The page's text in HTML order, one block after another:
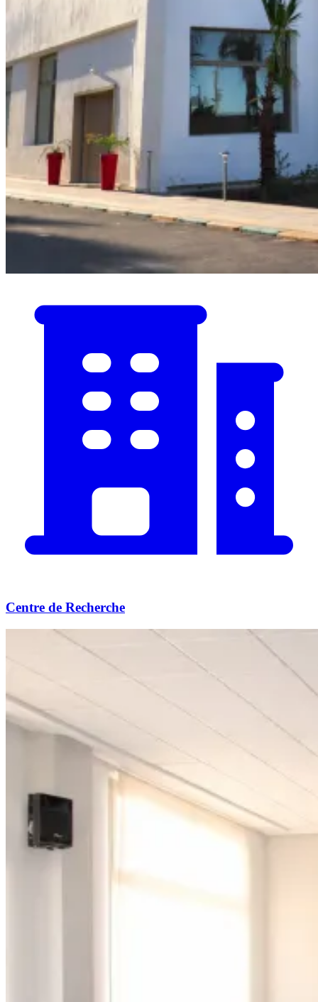
Centre de Recherche